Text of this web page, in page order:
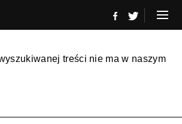
treści nie ma w naszym